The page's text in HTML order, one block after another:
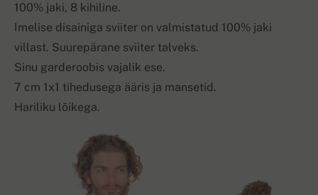
100% jaki, 8 kihiline.
Imelise disainiga sviiter on valmistatud 100% jaki
villast. Suurepärane sviiter talveks.
Sinu garderoobis vajalik ese.
7 cm 1x1 tihedusega ääris ja mansetid.
Hariliku lõikega.